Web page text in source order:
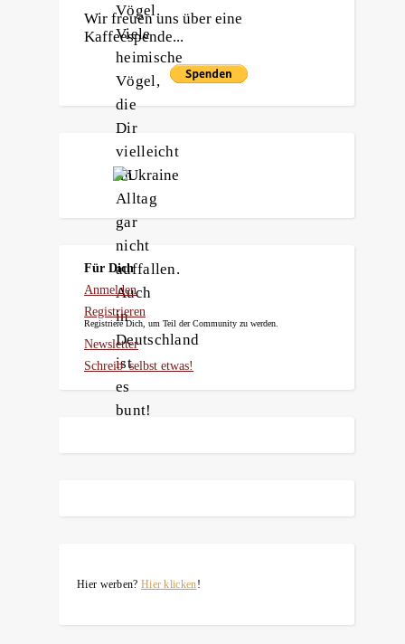
Vögel.
Viele
heimische
Vögel,
die
Dir
vielleicht
im
Alltag
gar
nicht
auffallen.
Auch
in
Deutschland
ist
es
bunt!
Wir freuen uns über eine
Kaffeespende...
Für Dich
Anmelden
Registrieren
Registriere Dich, um Teil der Community zu werden.
Newsletter
Schreib' selbst etwas!
Hier werben? Hier klicken!